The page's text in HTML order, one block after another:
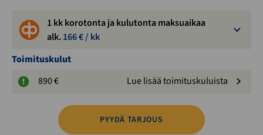
1 kk korotonta ja kulutonta maksuaikaa
alk.166€ / kk
Toimituskulut
890 €
Lue lisää toimituskuluista
PYYDÄ TARJOUS